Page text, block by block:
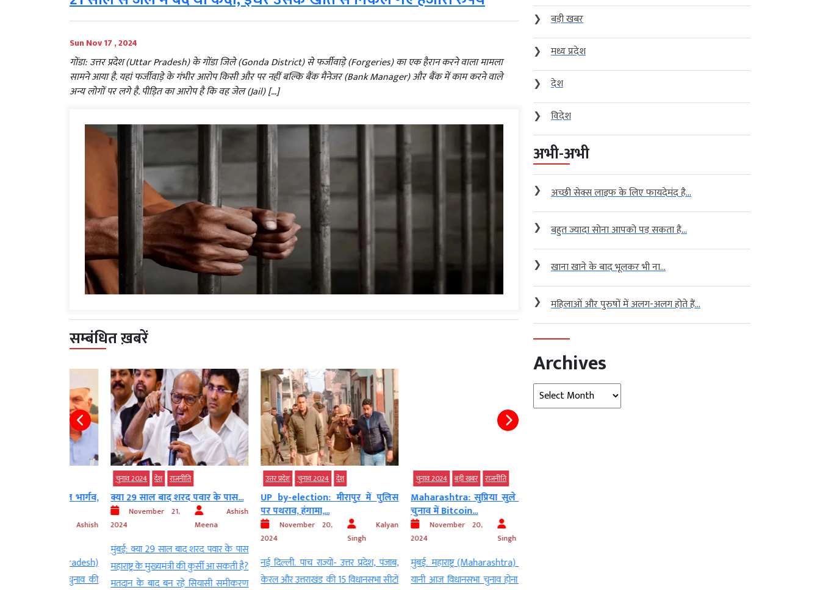
Sun Nov 17 , 2024
गोंडा: उत्तर प्रदेश (Uttar Pradesh) के गोंडा जिले (Gonda District) से फर्जीवाड़े (Forgeries) का एक हैरान करने वाला मामला
सामने आया है. यहां फर्जीवाड़े के गंभीर आरोप किसी और पर नहीं बल्कि बैंक मैनेजर (Bank Manager) और बैंक में काम करने वाले
अन्य लोगों पर लगे है. पीड़ित का आरोप है कि वह जेल (Jail) […]
सम्बंधित ख़बरें
देश राजनीति
क्या 29 साल बाद शरद पवार के पास...
November 21,
2024
Ashish
मुंबई: क्या 29 साल बाद शरद पवार के पास
महाराष्ट्र के मुख्यमंत्री की कुर्सी आ सकती है?
मतदान के बाद बन रहे सियासी समीकरण
चुनाव 2024 देश
UP by-election: मीरापुर में पुलिस
पर पथराव, हंगामा,...
November 20,
Kalyan
नई दिल्ली. पांच राज्यों- उत्तर प्रदेश, पंजाब,
केरल और उत्तराखंड की 15 विधानसभा सीटों
बड़ी खबर राजनीति
Maharashtra: सुप्रिया सुले पर लगा
चुनाव में Bitcoin...
November 20,
Kalyan
मुंबई. महाराष्ट्र (Maharashtra) में बुधवार
यानी आज विधानसभा चुनाव होना है. इससे
❯
बड़ी खबर
❯
मध्य प्रदेश
❯
देश
❯
विदेश
अभी-अभी
❯ अच्छी सेक्स लाइफ के लिए फायदेमंद है...
❯ बहुत ज्यादा सोना आपको पड़ सकता है...
❯ खाना खाने के बाद भूलकर भी ना...
❯ महिलाओं और पुरुषों में अलग-अलग होते हैं...
Archives
Archives